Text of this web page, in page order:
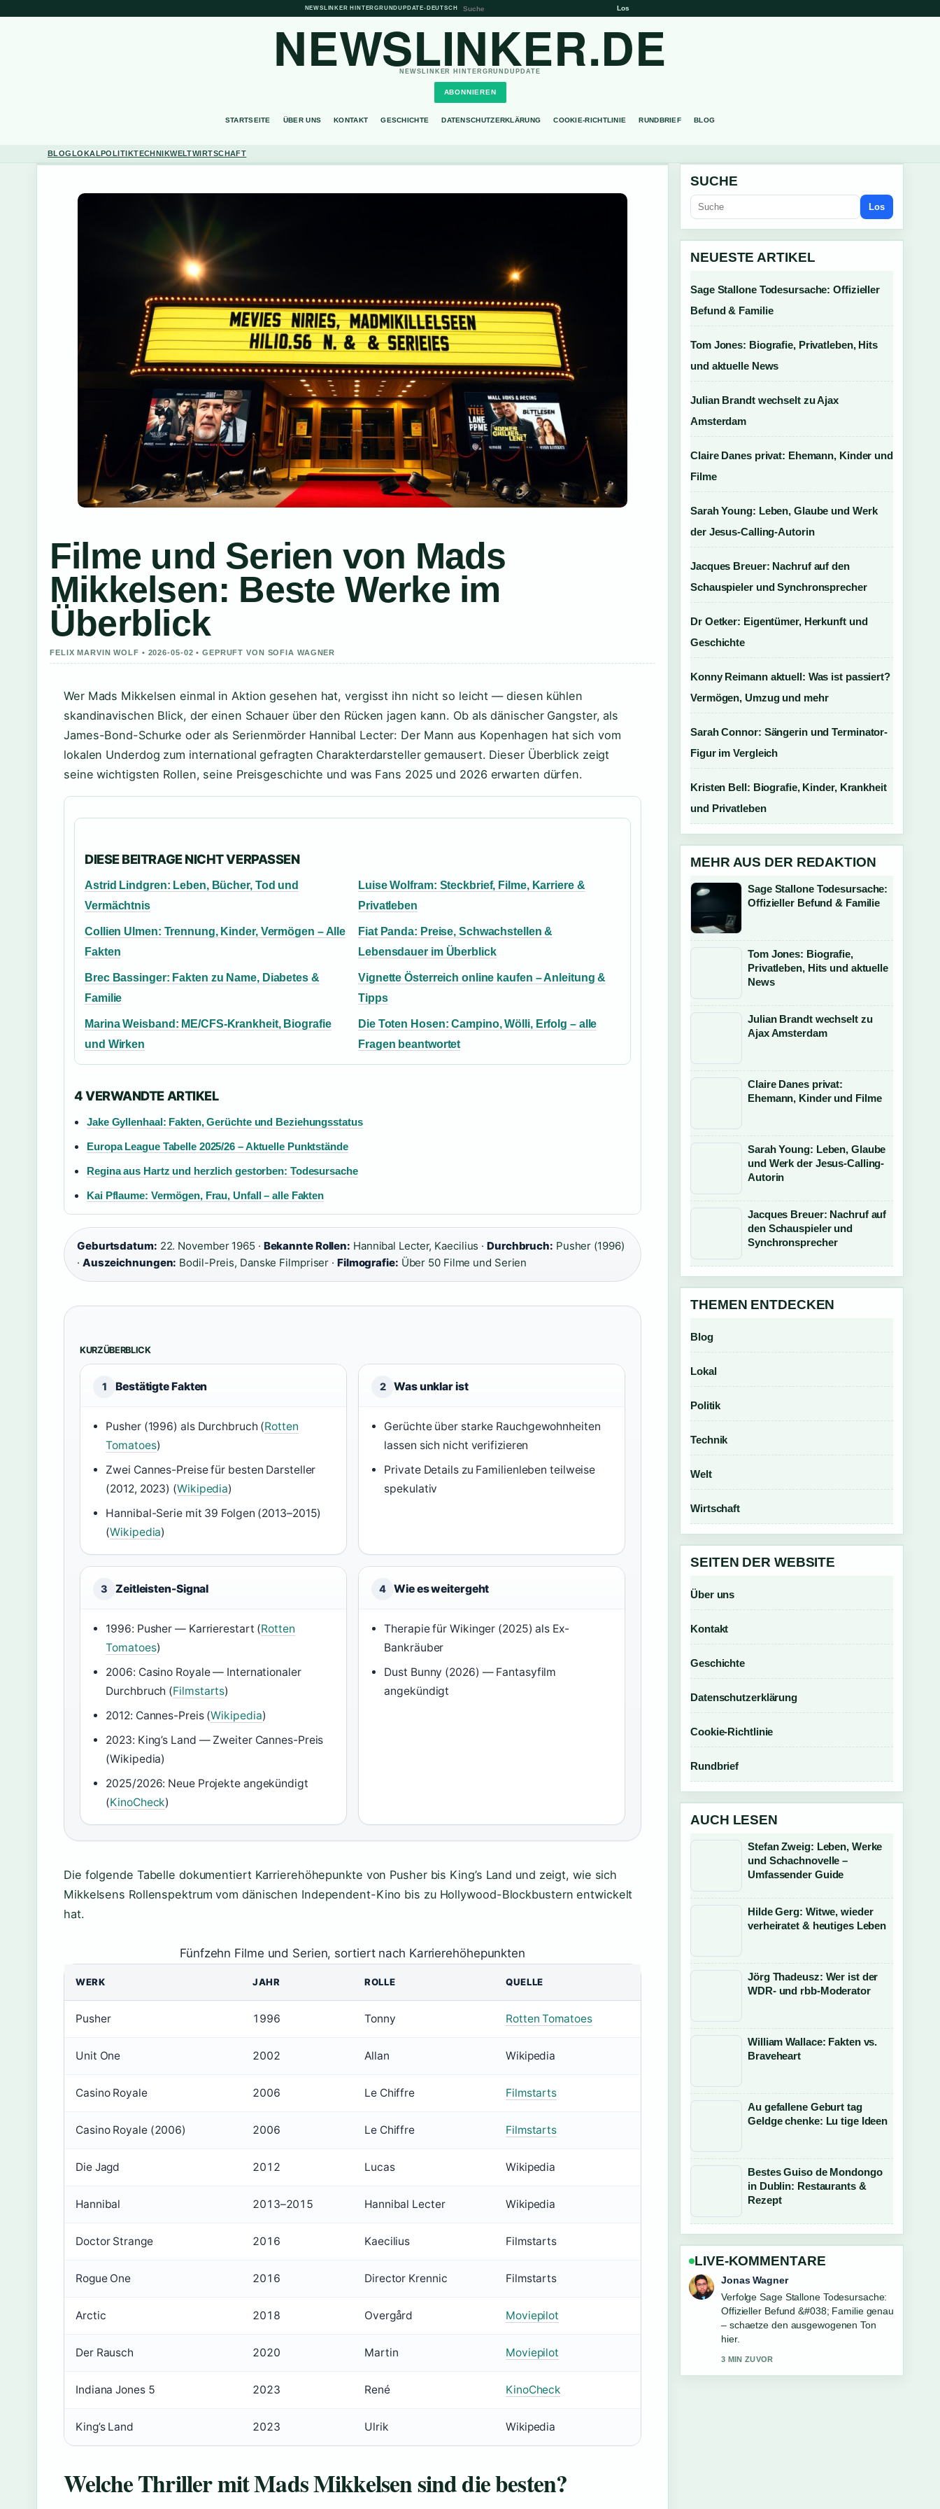
NEWSLINKER HINTERGRUNDUPDATE• DEUTSCH Los
NEWSLINKER.DE
NEWSLINKER HINTERGRUNDUPDATE
ABONNIEREN
STARTSEITE ÜBER UNS KONTAKT GESCHICHTE DATENSCHUTZERKLÄRUNG COOKIE-RICHTLINIE RUNDBRIEF BLOG
BLOGLOKALPOLITIKTECHNIKWELTWIRTSCHAFT
Filme und Serien von Mads
Mikkelsen: Beste Werke im
Überblick
FELIX MARVIN WOLF • 2026-05-02 • GEPRUFT VON SOFIA WAGNER
Wer Mads Mikkelsen einmal in Aktion gesehen hat, vergisst ihn nicht so leicht — diesen kühlen
skandinavischen Blick, der einen Schauer über den Rücken jagen kann. Ob als dänischer Gangster, als
James-Bond-Schurke oder als Serienmörder Hannibal Lecter: Der Mann aus Kopenhagen hat sich vom
lokalen Underdog zum international gefragten Charakterdarsteller gemausert. Dieser Überblick zeigt
seine wichtigsten Rollen, seine Preisgeschichte und was Fans 2025 und 2026 erwarten dürfen.
DIESE BEITRAGE NICHT VERPASSEN
Astrid Lindgren: Leben, Bücher, Tod und
Vermächtnis
Luise Wolfram: Steckbrief, Filme, Karriere &
Privatleben
Collien Ulmen: Trennung, Kinder, Vermögen – Alle
Fakten
Fiat Panda: Preise, Schwachstellen &
Lebensdauer im Überblick
Brec Bassinger: Fakten zu Name, Diabetes &
Familie
Vignette Österreich online kaufen – Anleitung &
Tipps
Marina Weisband: ME/CFS-Krankheit, Biografie
und Wirken
Die Toten Hosen: Campino, Wölli, Erfolg – alle
Fragen beantwortet
4 VERWANDTE ARTIKEL
Jake Gyllenhaal: Fakten, Gerüchte und Beziehungsstatus
Europa League Tabelle 2025/26 – Aktuelle Punktstände
Regina aus Hartz und herzlich gestorben: Todesursache
Kai Pflaume: Vermögen, Frau, Unfall – alle Fakten
Geburtsdatum: 22. November 1965 · Bekannte Rollen: Hannibal Lecter, Kaecilius ·Durchbruch: Pusher (1996)
· Auszeichnungen: Bodil-Preis, Danske Filmpriser · Filmografie: Über 50 Filme und Serien
KURZÜBERBLICK
1 Bestätigte Fakten
Pusher (1996) als Durchbruch (Rotten
Tomatoes)
Zwei Cannes-Preise für besten Darsteller
(2012, 2023) (Wikipedia)
Hannibal-Serie mit 39 Folgen (2013–2015)
(Wikipedia)
2 Was unklar ist
Gerüchte über starke Rauchgewohnheiten
lassen sich nicht verifizieren
Private Details zu Familienleben teilweise
spekulativ
3 Zeitleisten-Signal
1996: Pusher — Karrierestart (Rotten
Tomatoes)
2006: Casino Royale — Internationaler
Durchbruch (Filmstarts)
2012: Cannes-Preis (Wikipedia)
2023: King’s Land — Zweiter Cannes-Preis
(Wikipedia)
2025/2026: Neue Projekte angekündigt
(KinoCheck)
4 Wie es weitergeht
Therapie für Wikinger (2025) als Ex-
Bankräuber
Dust Bunny (2026) — Fantasyfilm
angekündigt
Die folgende Tabelle dokumentiert Karrierehöhepunkte von Pusher bis King’s Land und zeigt, wie sich
Mikkelsens Rollenspektrum vom dänischen Independent-Kino bis zu Hollywood-Blockbustern entwickelt
hat.
Fünfzehn Filme und Serien, sortiert nach Karrierehöhepunkten
WERK JAHR ROLLE QUELLE
Pusher 1996 Tonny Rotten Tomatoes
Unit One 2002 Allan Wikipedia
Casino Royale 2006 Le Chiffre Filmstarts
Casino Royale (2006) 2006 Le Chiffre Filmstarts
Die Jagd 2012 Lucas Wikipedia
Hannibal 2013–2015 Hannibal Lecter Wikipedia
Doctor Strange 2016 Kaecilius Filmstarts
Rogue One 2016 Director Krennic Filmstarts
Arctic 2018 Overgård Moviepilot
Der Rausch 2020 Martin Moviepilot
Indiana Jones 5 2023 René KinoCheck
King’s Land 2023 Ulrik Wikipedia
Welche Thriller mit Mads Mikkelsen sind die besten?
SUCHE
Los
NEUESTE ARTIKEL
Sage Stallone Todesursache: Offizieller
Befund & Familie
Tom Jones: Biografie, Privatleben, Hits
und aktuelle News
Julian Brandt wechselt zu Ajax
Amsterdam
Claire Danes privat: Ehemann, Kinder und
Filme
Sarah Young: Leben, Glaube und Werk
der Jesus-Calling-Autorin
Jacques Breuer: Nachruf auf den
Schauspieler und Synchronsprecher
Dr Oetker: Eigentümer, Herkunft und
Geschichte
Konny Reimann aktuell: Was ist passiert?
Vermögen, Umzug und mehr
Sarah Connor: Sängerin und Terminator-
Figur im Vergleich
Kristen Bell: Biografie, Kinder, Krankheit
und Privatleben
MEHR AUS DER REDAKTION
Sage Stallone Todesursache:
Offizieller Befund & Familie
Tom Jones: Biografie,
Privatleben, Hits und aktuelle
News
Julian Brandt wechselt zu
Ajax Amsterdam
Claire Danes privat:
Ehemann, Kinder und Filme
Sarah Young: Leben, Glaube
und Werk der Jesus-Calling-
Autorin
Jacques Breuer: Nachruf auf
den Schauspieler und
Synchronsprecher
THEMEN ENTDECKEN
Blog
Lokal
Politik
Technik
Welt
Wirtschaft
SEITEN DER WEBSITE
Über uns
Kontakt
Geschichte
Datenschutzerklärung
Cookie-Richtlinie
Rundbrief
AUCH LESEN
Stefan Zweig: Leben, Werke
und Schachnovelle –
Umfassender Guide
Hilde Gerg: Witwe, wieder
verheiratet & heutiges Leben
Jörg Thadeusz: Wer ist der
WDR- und rbb-Moderator
William Wallace: Fakten vs.
Braveheart
Au gefallene Geburt tag
Geldge chenke: Lu tige Ideen
Bestes Guiso de Mondongo
in Dublin: Restaurants &
Rezept
LIVE-KOMMENTARE
Lena Schmidt
Hilfreicher Kontext zu Tom Jones:
Biografie, Privatleben, Hits und
aktuelle.... Bitte haltet diesen Liveticker
aktuell.
5 MIN ZUVOR